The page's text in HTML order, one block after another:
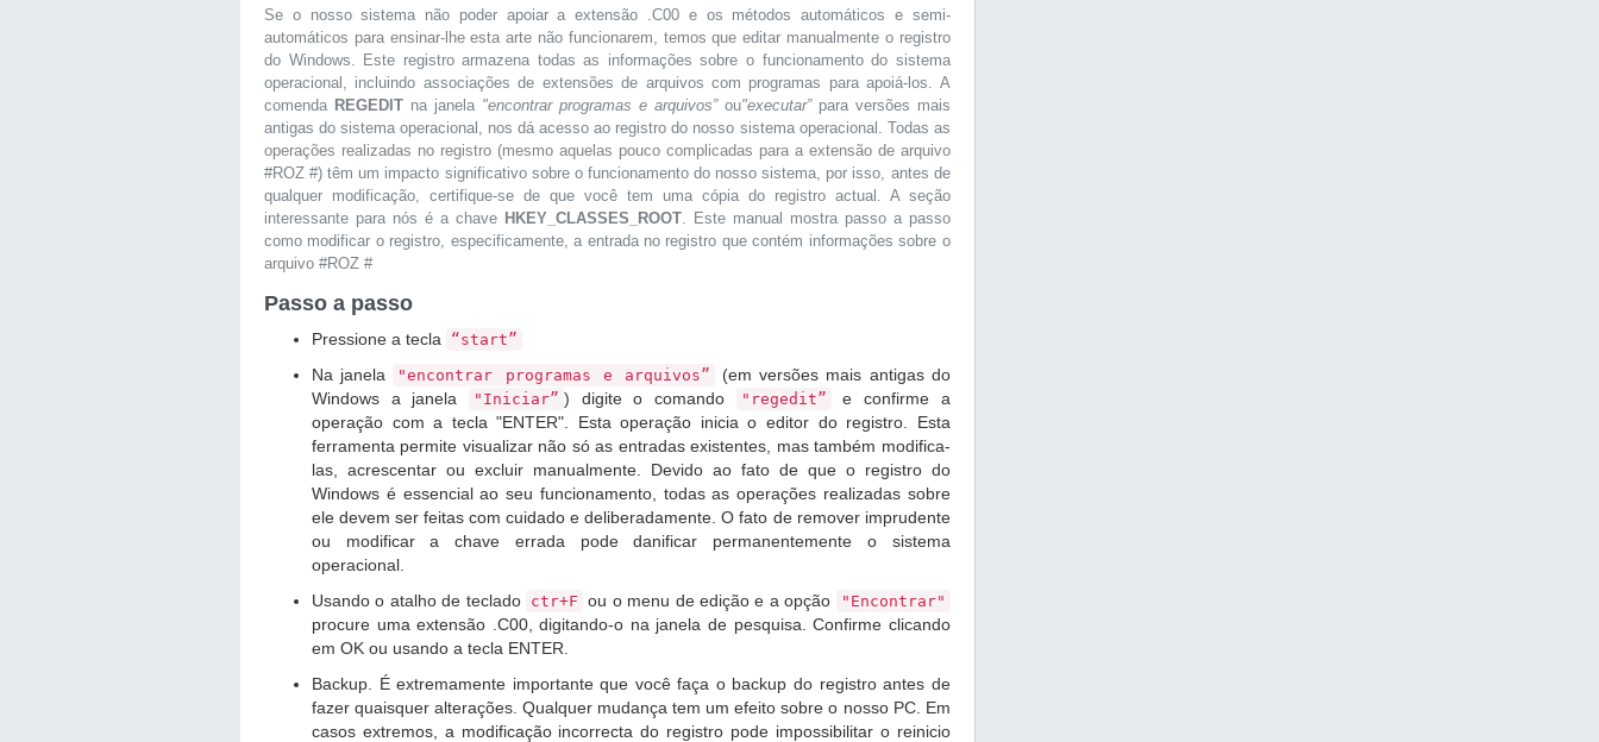
Se o nosso sistema não poder apoiar a extensão .C00 e os métodos automáticos e semi-
automáticos para ensinar-lhe esta arte não funcionarem, temos que editar manualmente o registro
do Windows. Este registro armazena todas as informações sobre o funcionamento do sistema
operacional, incluindo associações de extensões de arquivos com programas para apoiá-los. A
comenda REGEDITna janela "encontrar programas e arquivos”ou"executar”para versões mais
antigas do sistema operacional, nos dá acesso ao registro do nosso sistema operacional. Todas as
operações realizadas no registro (mesmo aquelas pouco complicadas para a extensão de arquivo
#ROZ #) têm um impacto significativo sobre o funcionamento do nosso sistema, por isso, antes de
qualquer modificação, certifique-se de que você tem uma cópia do registro actual. A seção
interessante para nós é a chave HKEY_CLASSES_ROOT. Este manual mostra passo a passo
como modificar o registro, especificamente, a entrada no registro que contém informações sobre o
arquivo #ROZ #
Passo a passo
Pressione a tecla “start”
Na janela "encontrar programas e arquivos”
(em versões mais antigas do
Windows a janela
"Iniciar” ) digite o comando "regedit”
e confirme a
operação com a tecla "ENTER". Esta operação inicia o editor do registro. Esta
ferramenta permite visualizar não só as entradas existentes, mas também modifica-
las, acrescentar ou excluir manualmente. Devido ao fato de que o registro do
Windows é essencial ao seu funcionamento, todas as operações realizadas sobre
ele devem ser feitas com cuidado e deliberadamente. O fato de remover imprudente
ou modificar a chave errada pode danificar permanentemente o sistema
operacional.
Usando o atalho de teclado ctr+F ou o menu de edição e a opção "Encontrar"
procure uma extensão .C00, digitando-o na janela de pesquisa. Confirme clicando
em OK ou usando a tecla ENTER.
Backup. É extremamente importante que você faça o backup do registro antes de
fazer quaisquer alterações. Qualquer mudança tem um efeito sobre o nosso PC. Em
casos extremos, a modificação incorrecta do registro pode impossibilitar o reinicio